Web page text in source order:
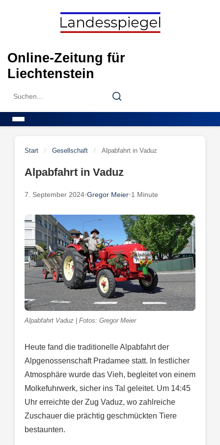
Online-Zeitung für
Liechtenstein
Search
Search
Start / Gesellschaft / Alpabfahrt in Vaduz
Alpabfahrt in Vaduz
7. September 2024•Gregor Meier•1 Minute
Alpabfahrt Vaduz | Fotos: Gregor Meier
Heute fand die traditionelle Alpabfahrt der
Alpgenossenschaft Pradamee statt. In festlicher
Atmosphäre wurde das Vieh, begleitet von einem
Molkefuhrwerk, sicher ins Tal geleitet. Um 14:45
Uhr erreichte der Zug Vaduz, wo zahlreiche
Zuschauer die prächtig geschmückten Tiere
bestaunten.